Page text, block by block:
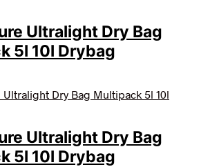
kr..130,95 kr..
Ultralight Dry Bag
5l 10l Drybag
Ultralight Dry Bag
5l 10l Drybag